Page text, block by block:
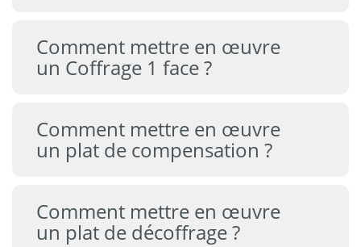
Comment mettre en œuvre
un Coffrage 1 face ?
Comment mettre en œuvre
un plat de compensation ?
Comment mettre en œuvre
un plat de décoffrage ?